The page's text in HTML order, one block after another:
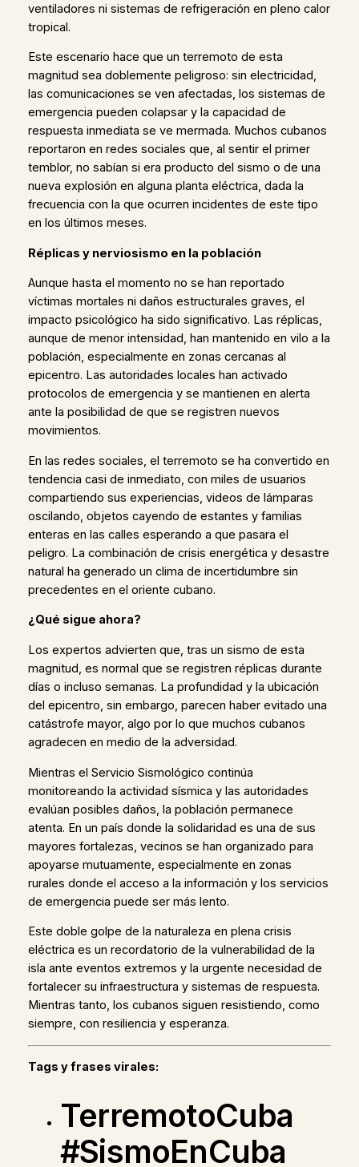
ventiladores ni sistemas de refrigeración en pleno calor
tropical.
Este escenario hace que un terremoto de esta
magnitud sea doblemente peligroso: sin electricidad,
las comunicaciones se ven afectadas, los sistemas de
emergencia pueden colapsar y la capacidad de
respuesta inmediata se ve mermada. Muchos cubanos
reportaron en redes sociales que, al sentir el primer
temblor, no sabían si era producto del sismo o de una
nueva explosión en alguna planta eléctrica, dada la
frecuencia con la que ocurren incidentes de este tipo
en los últimos meses.
Réplicas y nerviosismo en la población
Aunque hasta el momento no se han reportado
víctimas mortales ni daños estructurales graves, el
impacto psicológico ha sido significativo. Las réplicas,
aunque de menor intensidad, han mantenido en vilo a la
población, especialmente en zonas cercanas al
epicentro. Las autoridades locales han activado
protocolos de emergencia y se mantienen en alerta
ante la posibilidad de que se registren nuevos
movimientos.
En las redes sociales, el terremoto se ha convertido en
tendencia casi de inmediato, con miles de usuarios
compartiendo sus experiencias, videos de lámparas
oscilando, objetos cayendo de estantes y familias
enteras en las calles esperando a que pasara el
peligro. La combinación de crisis energética y desastre
natural ha generado un clima de incertidumbre sin
precedentes en el oriente cubano.
¿Qué sigue ahora?
Los expertos advierten que, tras un sismo de esta
magnitud, es normal que se registren réplicas durante
días o incluso semanas. La profundidad y la ubicación
del epicentro, sin embargo, parecen haber evitado una
catástrofe mayor, algo por lo que muchos cubanos
agradecen en medio de la adversidad.
Mientras el Servicio Sismológico continúa
monitoreando la actividad sísmica y las autoridades
evalúan posibles daños, la población permanece
atenta. En un país donde la solidaridad es una de sus
mayores fortalezas, vecinos se han organizado para
apoyarse mutuamente, especialmente en zonas
rurales donde el acceso a la información y los servicios
de emergencia puede ser más lento.
Este doble golpe de la naturaleza en plena crisis
eléctrica es un recordatorio de la vulnerabilidad de la
isla ante eventos extremos y la urgente necesidad de
fortalecer su infraestructura y sistemas de respuesta.
Mientras tanto, los cubanos siguen resistiendo, como
siempre, con resiliencia y esperanza.
Tags y frases virales:
TerremotoCuba
#SismoEnCuba